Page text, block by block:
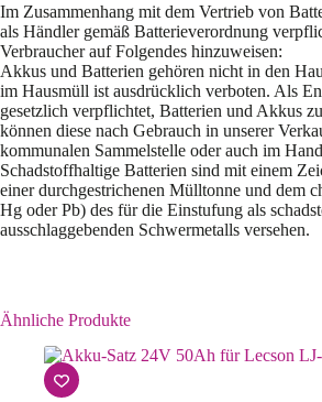
Im Zusammenhang mit dem Vertrieb von
als Händler gemäß Batterieverordnung
Verbraucher auf Folgendes hinzuweisen:
Akkus und Batterien gehören nicht in den
im Hausmüll ist ausdrücklich verboten. Als
gesetzlich verpflichtet, Batterien und Akkus
können diese nach Gebrauch in unserer
kommunalen Sammelstelle oder auch im
Schadstoffhaltige Batterien sind mit einem
einer durchgestrichenen Mülltonne und dem
Hg oder Pb) des für die Einstufung als
ausschlaggebenden Schwermetalls versehen.
Ähnliche Produkte